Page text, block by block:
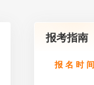
二级造价师？
报考指南
报 名 时 间